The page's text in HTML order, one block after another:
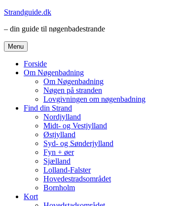
Videre
indhold
Strandguide.dk
– din guide til nøgenbadestrande
Menu
Forside
Om Nøgenbadning
Om Nøgenbadning
Nøgen på stranden
Lovgivningen om nøgenbadning
Find din Strand
Nordjylland
Midt- og Vestjylland
Østjylland
Syd- og Sønderjylland
Fyn + øer
Sjælland
Lolland-Falster
Hovedestradsområdet
Bornholm
Kort